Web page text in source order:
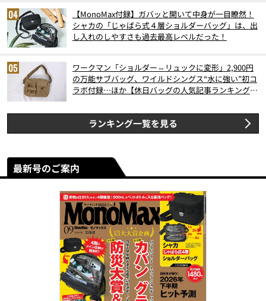
【MonoMax付録】ガバッと開いて中身が一目瞭然！
シャカの「じゃばら式４層ショルダーバッグ」は、出
し入れのしやすさも過去最高レベルだった！
ワークマン「ショルダー⇔リュックに変形」2,900円
の万能サブバッグ、ワイルドシングス“水に強い”初コ
ラボ付録…ほか【休日バッグの人気記事ランキングベ
ランキング一覧を見る
最新号のご案内